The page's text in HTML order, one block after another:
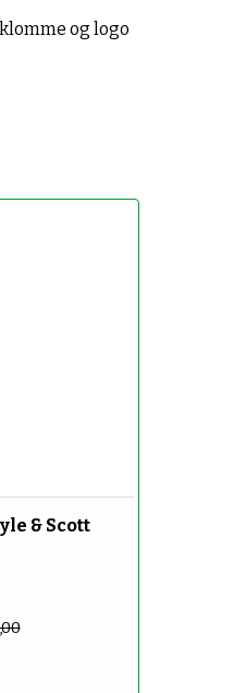
og logo
& Scott